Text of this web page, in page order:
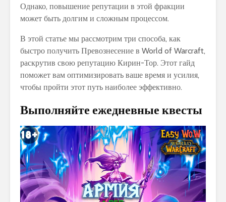
Однако, повышение репутации в этой фракции
может быть долгим и сложным процессом.
В этой статье мы рассмотрим три способа, как
быстро получить Превознесение в World of Warcraft,
раскрутив свою репутацию Кирин-Тор. Этот гайд
поможет вам оптимизировать ваше время и усилия,
чтобы пройти этот путь наиболее эффективно.
Выполняйте ежедневные квесты